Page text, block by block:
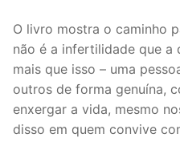
O livro mostra o caminho
não é a infertilidade que a
mais que isso – uma
outros de forma genuína,
enxergar a vida, mesmo
disso em quem convive